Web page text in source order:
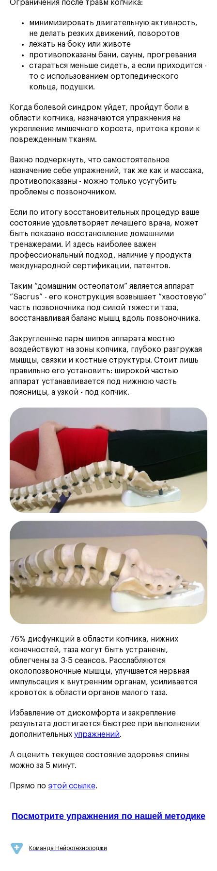
Ограничения после травм копчика:
минимизировать двигательную активность,
не делать резких движений, поворотов
лежать на боку или животе
противопоказаны бани, сауны, прогревания
стараться меньше сидеть, а если приходится -
то с использованием ортопедического
кольца, подушки.
Когда болевой синдром уйдет, пройдут боли в
области копчика, назначаются упражнения на
укрепление мышечного корсета, притока крови к
поврежденным тканям.
Важно подчеркнуть, что самостоятельное
назначение себе упражнений, так же как и массажа,
противопоказаны - можно только усугубить
проблемы с позвоночником.
Если по итогу восстановительных процедур ваше
состояние удовлетворяет лечащего врача, может
быть показано восстановление домашними
тренажерами. И здесь наиболее важен
профессиональный подход, наличие у продукта
международной сертификации, патентов.
Таким “домашним остеопатом” является аппарат
“Sacrus” - его конструкция возвышает “хвостовую”
часть позвоночника под силой тяжести таза,
восстанавливая баланс мышц вдоль позвоночника.
Закругленные пары шипов аппарата местно
воздействуют на зоны копчика, глубоко разгружая
мышцы, связки и костные структуры. Стоит лишь
правильно его установить: широкой частью
аппарат устанавливается под нижнюю часть
поясницы, а узкой - под копчик.
76% дисфункций в области копчика, нижних
конечностей, таза могут быть устранены,
облегчены за 3-5 сеансов. Расслабляются
околопозвоночные мышцы, улучшается нервная
импульсация к внутренним органам, усиливается
кровоток в области органов малого таза.
Избавление от дискомфорта и закрепление
результата достигается быстрее при выполнении
дополнительных упражнений.
А оценить текущее состояние здоровья спины
можно за 5 минут.
Прямо по этой ссылке.
Посмотрите упражнения по нашей методике
Команда Нейротехнолоджи